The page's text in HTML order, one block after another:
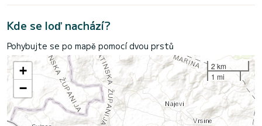
Kde se loď nachází?
Pohybujte se po mapě pomocí dvou prstů
+
−
2 km
1 mi